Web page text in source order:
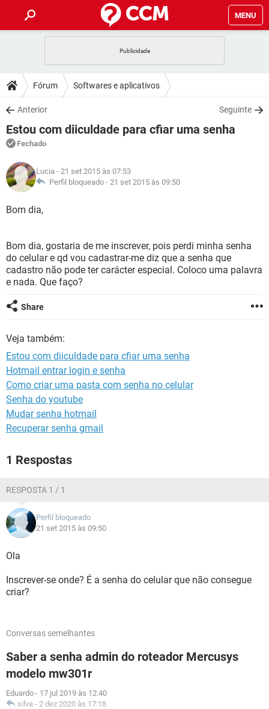
MENU
CELULAR FACEBOOK
OUTLOOK
INSTAGRAM GMAIL
GUIA DE COMPRAS
DICAS
JOGOS WHATSAPP
OUTLOOK
INSTAGRAM
GUIA DE COMPRAS
DOWNLOADS
JOGOS WHATSAPP
CELULAR
OUTLOOK
INSTAGRAM
GUIA DE COMPRAS
FÓRUM
JOGOS
CELULAR FACEBOOK
GUIA DE COMPRAS
GLOSSÁRIO
JOGOS
CELULAR
INSTAGRAM GMAIL
GUIA DE COMPRAS
Fórum Softwares e aplicativos
Anterior Seguinte
Estou com diiculdade para cfiar uma senha
Fechado
Lucia - 21 set 2015 às 07:53
Perfil bloqueado - 21 set 2015 às 09:50
Bom dia,
Bom dia, gostaria de me inscrever, pois perdi minha senha
do celular e qd vou cadastrar-me diz que a senha que
cadastro não pode ter carácter especial. Coloco uma palavra
e nada. Que faço?
Share
Veja também:
Estou com diiculdade para cfiar uma senha
Hotmail entrar login e senha
Como criar uma pasta com senha no celular
Senha do youtube
Mudar senha hotmail
Recuperar senha gmail
1 Respostas
RESPOSTA 1 / 1
Perfil bloqueado
21 set 2015 às 09:50
Ola
Inscrever-se onde? É a senha do celular que não consegue
criar?
Conversas semelhantes
Saber a senha admin do roteador Mercusys
modelo mw301r
Eduardo - 17 jul 2019 às 12:40
silva - 2 dez 2020 às 17:18